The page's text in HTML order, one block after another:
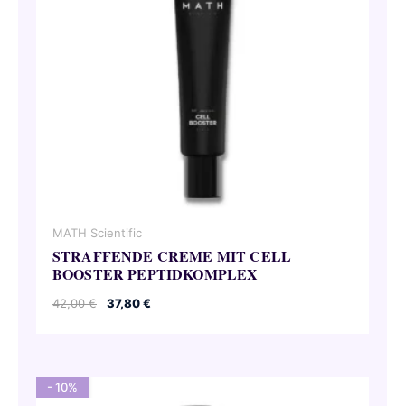
MATH Scientific
STRAFFENDE CREME MIT CELL
BOOSTER PEPTIDKOMPLEX
42,00€
Ursprünglicher
37,80€Aktueller
- 10%